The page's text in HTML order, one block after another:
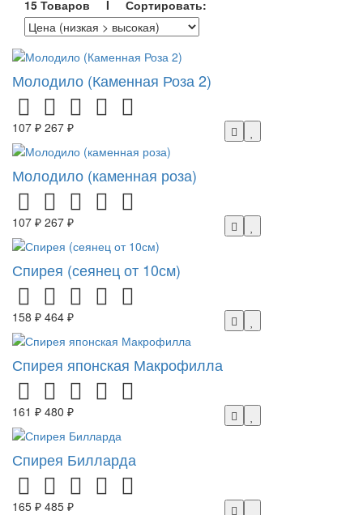
15 Товаров I Сортировать:
Молодило (Каменная Роза 2)
107 ₽ 267 ₽
Молодило (каменная роза)
107 ₽ 267 ₽
Спирея (сеянец от 10см)
158 ₽ 464 ₽
Спирея японская Макрофилла
161 ₽ 480 ₽
Спирея Билларда
165 ₽ 485 ₽